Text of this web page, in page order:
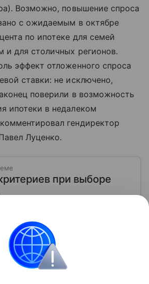
Возможно, повышение спроса
с ожидаемым в октябре
по ипотеке для семей
и для столичных регионов.
эффект отложенного спроса
ставки: не исключено,
поверили в возможность
ипотеки в недалеком
гендиректор
Луценко.
при выборе